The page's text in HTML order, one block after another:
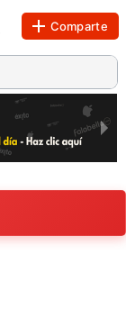
Comparte